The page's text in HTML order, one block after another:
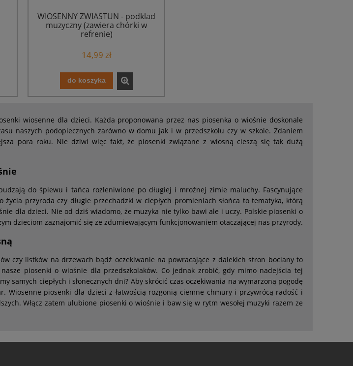
WIOSENNY ZWIASTUN - podklad
muzyczny (zawiera chórki w
refrenie)
14,99 zł
do koszyka
wiosenne dla dzieci. Każda proponowana przez nas piosenka o wiośnie doskonale
naszych podopiecznych zarówno w domu jak i w przedszkolu czy w szkole. Zdaniem
pora roku. Nie dziwi więc fakt, że piosenki związane z wiosną cieszą się tak dużą
do śpiewu i tańca rozleniwione po długiej i mroźnej zimie maluchy. Fascynujące
życia przyroda czy długie przechadzki w ciepłych promieniach słońca to tematyka, którą
dla dzieci. Nie od dziś wiadomo, że muzyka nie tylko bawi ale i uczy. Polskie piosenki o
dzieciom zaznajomić się ze zdumiewającym funkcjonowaniem otaczającej nas przyrody.
czy listków na drzewach bądź oczekiwanie na powracające z dalekich stron bociany to
piosenki o wiośnie dla przedszkolaków. Co jednak zrobić, gdy mimo nadejścia tej
samych ciepłych i słonecznych dni? Aby skrócić czas oczekiwania na wymarzoną pogodę
Wiosenne piosenki dla dzieci z łatwością rozgonią ciemne chmury i przywrócą radość i
Włącz zatem ulubione piosenki o wiośnie i baw się w rytm wesołej muzyki razem ze